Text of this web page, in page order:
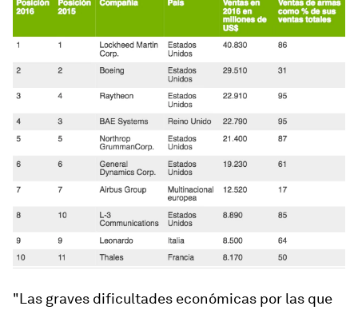
"Las graves dificultades económicas por las que